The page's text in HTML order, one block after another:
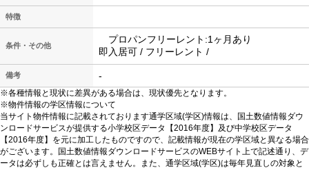
特徴
条件・その他
プロパンフリーレント:1ヶ月あり
即入居可 / フリーレント /
備考 -
※各種情報と現状に差異がある場合は、現状優先となります。
※物件情報の学区情報について
当サイト物件情報に記載されております通学区域(学区)情報は、国土数値情報ダウ
ンロードサービスが提供する小学校区データ【2016年度】及び中学校区データ
【2016年度】を元に加工したものですので、記載情報が現在の学区域と異なる場合
がございます。国土数値情報ダウンロードサービスのWEBサイト上で記述通り、デ
ータは必ずしも正確とは言えません。また、通学区域(学区)は毎年見直しの対象と